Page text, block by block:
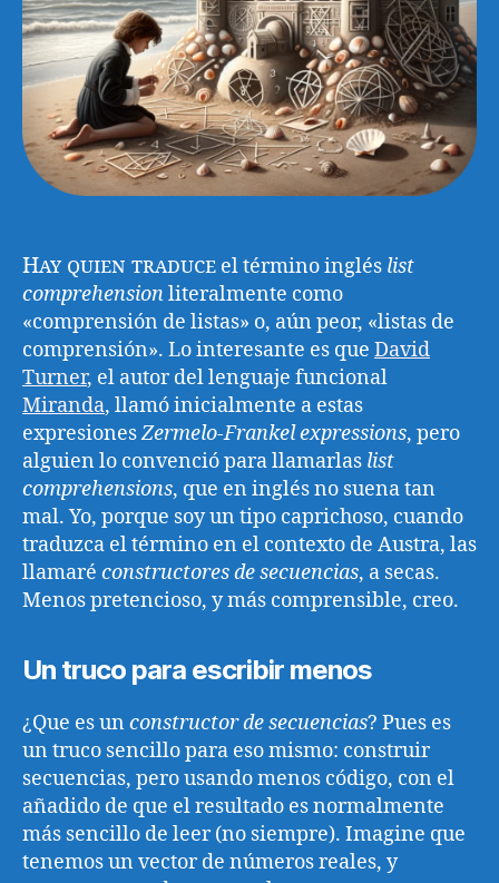
Hay quien traduce el término inglés list
comprehensionliteralmente como
«comprensión de listas» o, aún peor, «listas de
comprensión». Lo interesante es que David
Turner, el autor del lenguaje funcional
Miranda, llamó inicialmente a estas
expresionesZermelo-Frankel expressions, pero
alguien lo convenció para llamarlas list
comprehensions, que en inglés no suena tan
mal. Yo, porque soy un tipo caprichoso, cuando
traduzca el término en el contexto de Austra, las
llamaré constructores de secuencias, a secas.
Menos pretencioso, y más comprensible, creo.
Un truco para escribir menos
¿Que es un constructor de secuencias? Pues es
un truco sencillo para eso mismo: construir
secuencias, pero usando menos código, con el
añadido de que el resultado es normalmente
más sencillo de leer (no siempre). Imagine que
tenemos un vector de números reales, y